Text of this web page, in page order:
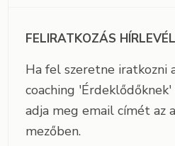
FELIRATKOZÁS
Ha fel szeretne iratkozni
coaching
adja meg email címét az
mezőben.